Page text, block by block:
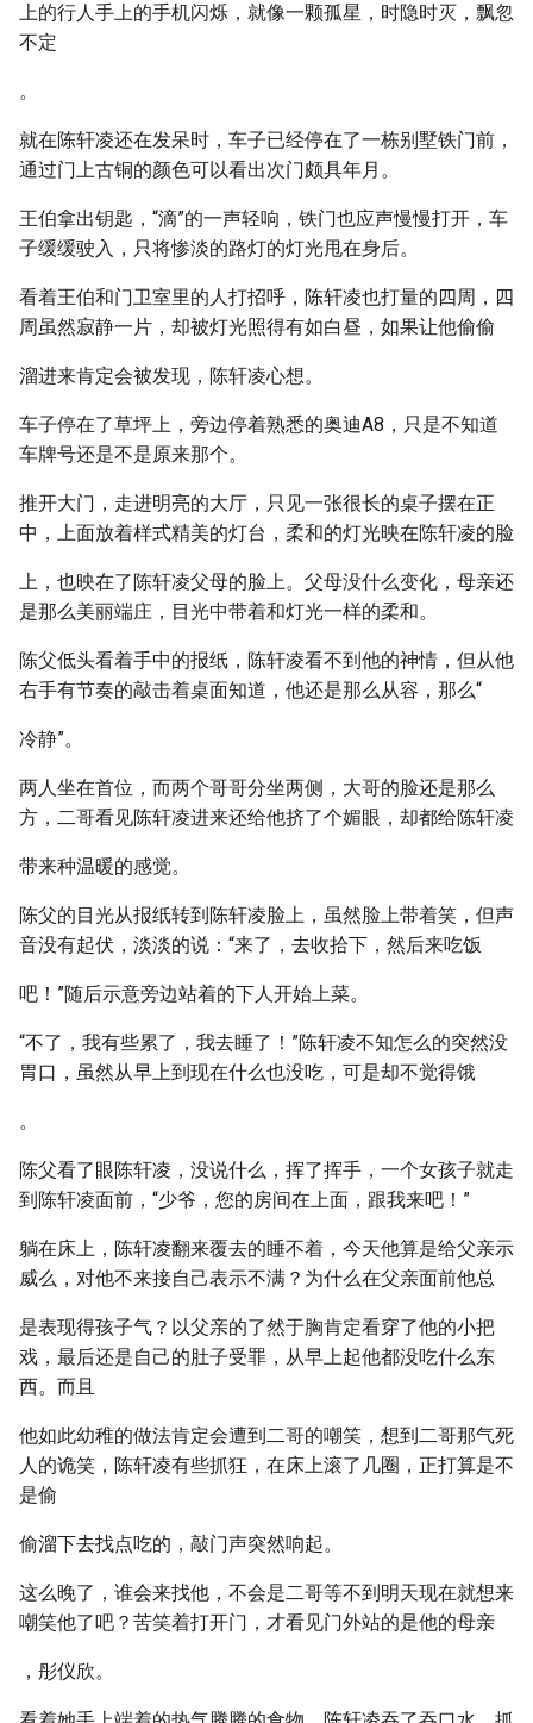
上的行人手上的手机闪烁，就像一颗孤星，时隐时灭，飘忽
不定
。
就在陈轩凌还在发呆时，车子已经停在了一栋别墅铁门前，
通过门上古铜的颜色可以看出次门颇具年月。
王伯拿出钥匙，“滴”的一声轻响，铁门也应声慢慢打开，车
子缓缓驶入，只将惨淡的路灯的灯光甩在身后。
看着王伯和门卫室里的人打招呼，陈轩凌也打量的四周，四
周虽然寂静一片，却被灯光照得有如白昼，如果让他偷偷
溜进来肯定会被发现，陈轩凌心想。
车子停在了草坪上，旁边停着熟悉的奥迪A8，只是不知道
车牌号还是不是原来那个。
推开大门，走进明亮的大厅，只见一张很长的桌子摆在正
中，上面放着样式精美的灯台，柔和的灯光映在陈轩凌的脸
上，也映在了陈轩凌父母的脸上。父母没什么变化，母亲还
是那么美丽端庄，目光中带着和灯光一样的柔和。
陈父低头看着手中的报纸，陈轩凌看不到他的神情，但从他
右手有节奏的敲击着桌面知道，他还是那么从容，那么“
冷静”。
两人坐在首位，而两个哥哥分坐两侧，大哥的脸还是那么
方，二哥看见陈轩凌进来还给他挤了个媚眼，却都给陈轩凌
带来种温暖的感觉。
陈父的目光从报纸转到陈轩凌脸上，虽然脸上带着笑，但声
音没有起伏，淡淡的说：“来了，去收拾下，然后来吃饭
吧！”随后示意旁边站着的下人开始上菜。
“不了，我有些累了，我去睡了！”陈轩凌不知怎么的突然没
胃口，虽然从早上到现在什么也没吃，可是却不觉得饿
。
陈父看了眼陈轩凌，没说什么，挥了挥手，一个女孩子就走
到陈轩凌面前，“少爷，您的房间在上面，跟我来吧！”
躺在床上，陈轩凌翻来覆去的睡不着，今天他算是给父亲示
威么，对他不来接自己表示不满？为什么在父亲面前他总
是表现得孩子气？以父亲的了然于胸肯定看穿了他的小把
戏，最后还是自己的肚子受罪，从早上起他都没吃什么东
西。而且
他如此幼稚的做法肯定会遭到二哥的嘲笑，想到二哥那气死
人的诡笑，陈轩凌有些抓狂，在床上滚了几圈，正打算是不
是偷
偷溜下去找点吃的，敲门声突然响起。
这么晚了，谁会来找他，不会是二哥等不到明天现在就想来
嘲笑他了吧？苦笑着打开门，才看见门外站的是他的母亲
，彤仪欣。